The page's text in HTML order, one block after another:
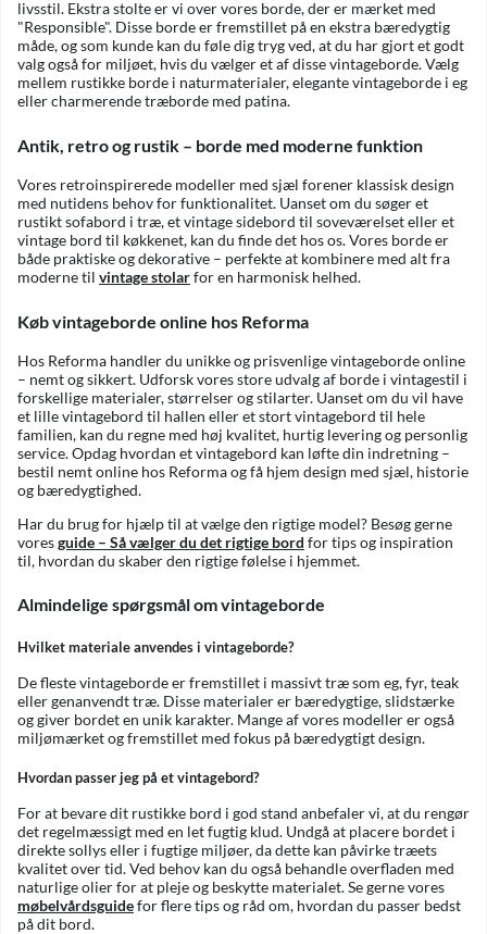
livsstil. Ekstra stolte er vi over vores borde, der er mærket med
"Responsible". Disse borde er fremstillet på en ekstra bæredygtig
måde, og som kunde kan du føle dig tryg ved, at du har gjort et godt
valg også for miljøet, hvis du vælger et af disse vintageborde. Vælg
mellem rustikke borde i naturmaterialer, elegante vintageborde i eg
eller charmerende træborde med patina.
Antik, retro og rustik – borde med moderne funktion
Vores retroinspirerede modeller med sjæl forener klassisk design
med nutidens behov for funktionalitet. Uanset om du søger et
rustikt sofabord i træ, et vintage sidebord til soveværelset eller et
vintage bord til køkkenet, kan du finde det hos os. Vores borde er
både praktiske og dekorative – perfekte at kombinere med alt fra
moderne til vintage stolarfor en harmonisk helhed.
Køb vintageborde online hos Reforma
Hos Reforma handler du unikke og prisvenlige vintageborde online
– nemt og sikkert. Udforsk vores store udvalg af borde i vintagestil i
forskellige materialer, størrelser og stilarter. Uanset om du vil have
et lille vintagebord til hallen eller et stort vintagebord til hele
familien, kan du regne med høj kvalitet, hurtig levering og personlig
service. Opdag hvordan et vintagebord kan løfte din indretning –
bestil nemt online hos Reforma og få hjem design med sjæl, historie
og bæredygtighed.
Har du brug for hjælp til at vælge den rigtige model? Besøg gerne
voresguide – Så vælger du det rigtige bord for tips og inspiration
til, hvordan du skaber den rigtige følelse i hjemmet.
Almindelige spørgsmål om vintageborde
Hvilket materiale anvendes i vintageborde?
De fleste vintageborde er fremstillet i massivt træ som eg, fyr, teak
eller genanvendt træ. Disse materialer er bæredygtige, slidstærke
og giver bordet en unik karakter. Mange af vores modeller er også
miljømærket og fremstillet med fokus på bæredygtigt design.
Hvordan passer jeg på et vintagebord?
For at bevare dit rustikke bord i god stand anbefaler vi, at du rengør
det regelmæssigt med en let fugtig klud. Undgå at placere bordet i
direkte sollys eller i fugtige miljøer, da dette kan påvirke træets
kvalitet over tid. Ved behov kan du også behandle overfladen med
naturlige olier for at pleje og beskytte materialet. Se gerne vores
møbelvårdsguidefor flere tips og råd om, hvordan du passer bedst
på dit bord.